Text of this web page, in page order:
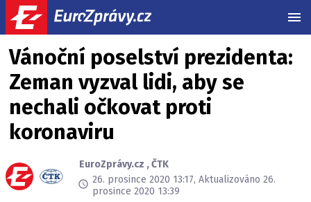
Vánoční poselství prezidenta:
Zeman vyzval lidi, aby se
nechali očkovat proti
koronaviru
EuroZprávy.cz ,ČTK
26. prosince 2020 13:17, Aktualizováno 26.
prosince 2020 13:39